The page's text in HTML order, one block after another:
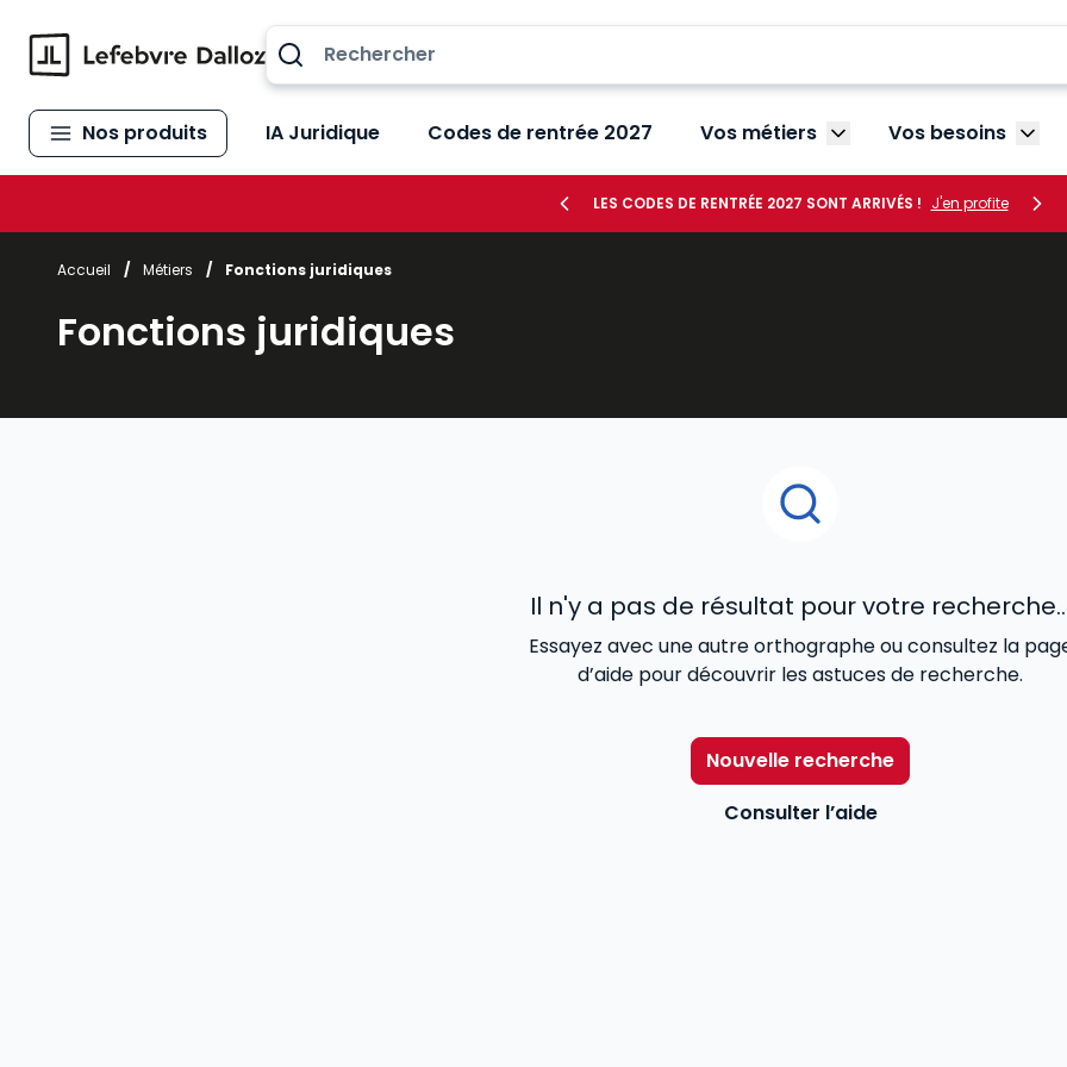
Nos produits IA Juridique Codes de rentrée 2027 Vos métiers Afficher le sous-menu
Vos besoins
LES CODES DE RENTRÉE 2027 SONT ARRIVÉS ! J'en profite
Accueil / Métiers / Fonctions juridiques
Fonctions juridiques
Il n'y a pas de résultat pour votre
Essayez avec une autre orthographe ou consultez la
d’aide pour découvrir les astuces de recherche.
Nouvelle recherche
Consulter l’aide